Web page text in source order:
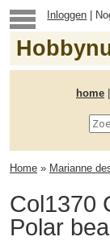
Inloggen |
home
Home » Marianne
Col1370
Polar